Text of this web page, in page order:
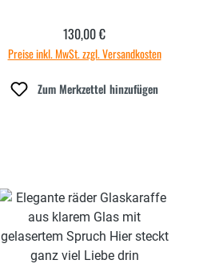
Regulärer Preis:
130,00 €
Preise inkl. MwSt. zzgl. Versandkosten
Zum Merkzettel hinzufügen